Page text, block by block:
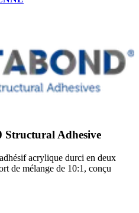
Structural Adhesive
acrylique durci en deux
de mélange de 10:1, conçu